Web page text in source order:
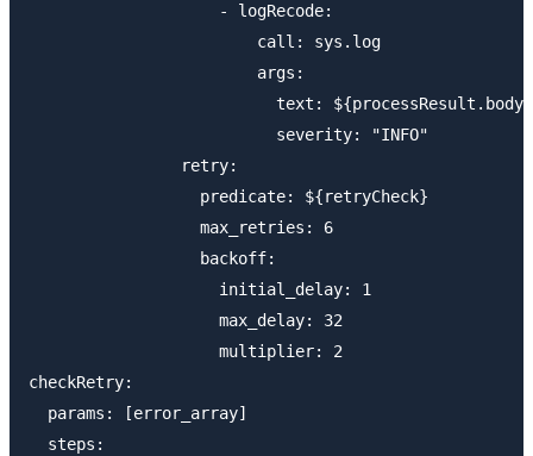
                    - logRecode:
                        call: sys.log
                        args:
                          text: ${processResult.body}
                          severity: "INFO"
                retry:
                  predicate: ${retryCheck}
                  max_retries: 6
                  backoff:
                    initial_delay: 1
                    max_delay: 32
                    multiplier: 2
checkRetry:
  params: [error_array]
  steps: